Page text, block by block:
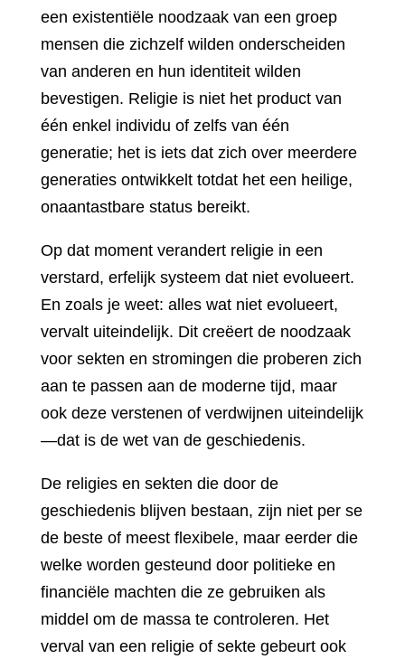
een existentiële noodzaak van een groep
mensen die zichzelf wilden onderscheiden
van anderen en hun identiteit wilden
bevestigen. Religie is niet het product van
één enkel individu of zelfs van één
generatie; het is iets dat zich over meerdere
generaties ontwikkelt totdat het een heilige,
onaantastbare status bereikt.
Op dat moment verandert religie in een
verstard, erfelijk systeem dat niet evolueert.
En zoals je weet: alles wat niet evolueert,
vervalt uiteindelijk. Dit creëert de noodzaak
voor sekten en stromingen die proberen zich
aan te passen aan de moderne tijd, maar
ook deze verstenen of verdwijnen uiteindelijk
—dat is de wet van de geschiedenis.
De religies en sekten die door de
geschiedenis blijven bestaan, zijn niet per se
de beste of meest flexibele, maar eerder die
welke worden gesteund door politieke en
financiële machten die ze gebruiken als
middel om de massa te controleren. Het
verval van een religie of sekte gebeurt ook